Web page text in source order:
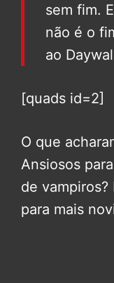
sem fim.
não é o
ao
[quads id=2]
O que
Ansiosos
de
para mais